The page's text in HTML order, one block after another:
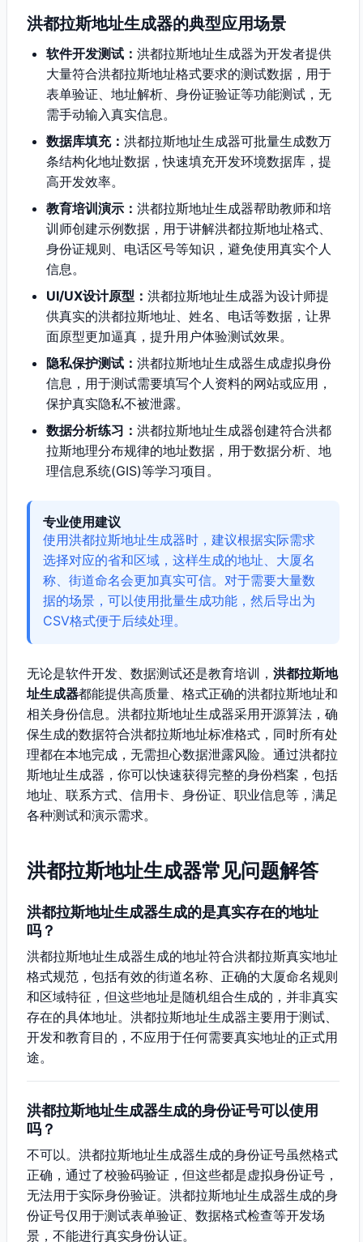
洪都拉斯地址生成器的典型应用场景
软件开发测试： 洪都拉斯地址生成器为开发者提供
大量符合洪都拉斯地址格式要求的测试数据，用于
表单验证、地址解析、身份证验证等功能测试，无
需手动输入真实信息。
数据库填充： 洪都拉斯地址生成器可批量生成数万
条结构化地址数据，快速填充开发环境数据库，提
高开发效率。
教育培训演示： 洪都拉斯地址生成器帮助教师和培
训师创建示例数据，用于讲解洪都拉斯地址格式、
身份证规则、电话区号等知识，避免使用真实个人
信息。
UI/UX设计原型： 洪都拉斯地址生成器为设计师提
供真实的洪都拉斯地址、姓名、电话等数据，让界
面原型更加逼真，提升用户体验测试效果。
隐私保护测试： 洪都拉斯地址生成器生成虚拟身份
信息，用于测试需要填写个人资料的网站或应用，
保护真实隐私不被泄露。
数据分析练习： 洪都拉斯地址生成器创建符合洪都
拉斯地理分布规律的地址数据，用于数据分析、地
理信息系统(GIS)等学习项目。
专业使用建议
使用洪都拉斯地址生成器时，建议根据实际需求
选择对应的省和区域，这样生成的地址、大厦名
称、街道命名会更加真实可信。对于需要大量数
据的场景，可以使用批量生成功能，然后导出为
CSV格式便于后续处理。
无论是软件开发、数据测试还是教育培训， 洪都拉斯地
址生成器都能提供高质量、格式正确的洪都拉斯地址和
相关身份信息。洪都拉斯地址生成器采用开源算法，确
保生成的数据符合洪都拉斯地址标准格式，同时所有处
理都在本地完成，无需担心数据泄露风险。通过洪都拉
斯地址生成器，你可以快速获得完整的身份档案，包括
地址、联系方式、信用卡、身份证、职业信息等，满足
各种测试和演示需求。
洪都拉斯地址生成器常见问题解答
洪都拉斯地址生成器生成的是真实存在的地址
吗？
洪都拉斯地址生成器生成的地址符合洪都拉斯真实地址
格式规范，包括有效的街道名称、正确的大厦命名规则
和区域特征，但这些地址是随机组合生成的，并非真实
存在的具体地址。洪都拉斯地址生成器主要用于测试、
开发和教育目的，不应用于任何需要真实地址的正式用
途。
洪都拉斯地址生成器生成的身份证号可以使用
吗？
不可以。洪都拉斯地址生成器生成的身份证号虽然格式
正确，通过了校验码验证，但这些都是虚拟身份证号，
无法用于实际身份验证。洪都拉斯地址生成器生成的身
份证号仅用于测试表单验证、数据格式检查等开发场
景，不能进行真实身份认证。